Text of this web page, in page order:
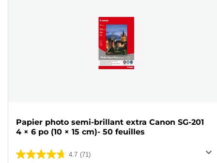
Papier photo semi-brillant extra Canon SG-201
4 × 6 po (10 × 15 cm)- 50 feuilles
4.7 (71)
4.7